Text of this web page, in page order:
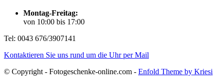
Montag-Freitag:
von 10:00 bis 17:00
Tel: 0043 676/3907141
Kontaktieren Sie uns rund um die Uhr per Mail
© Copyright - Fotogeschenke-online.com - Enfold Theme by Kriesi